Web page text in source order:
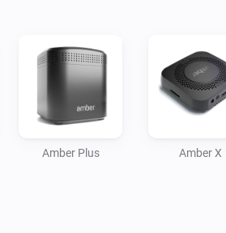
Amber Plus Amber X